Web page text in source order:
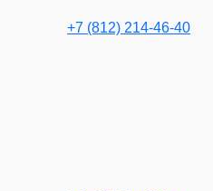
+7 (812) 214-46-40